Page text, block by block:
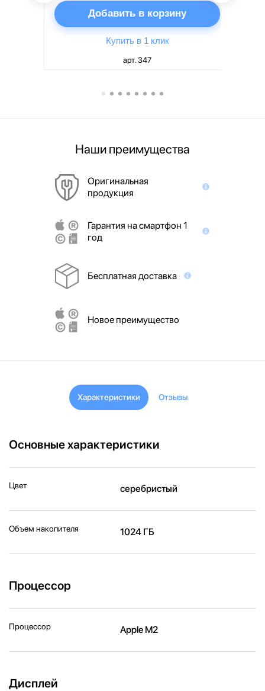
Добавить в корзину
Купить в 1 клик
арт. 347
Наши преимущества
Оригинальная
продукция
Гарантия на смартфон 1
год
Бесплатная доставка
Новое преимущество
Характеристики Отзывы
Основные характеристики
Цвет серебристый
Объем накопителя 1024 ГБ
Процессор
Процессор Apple M2
Дисплей